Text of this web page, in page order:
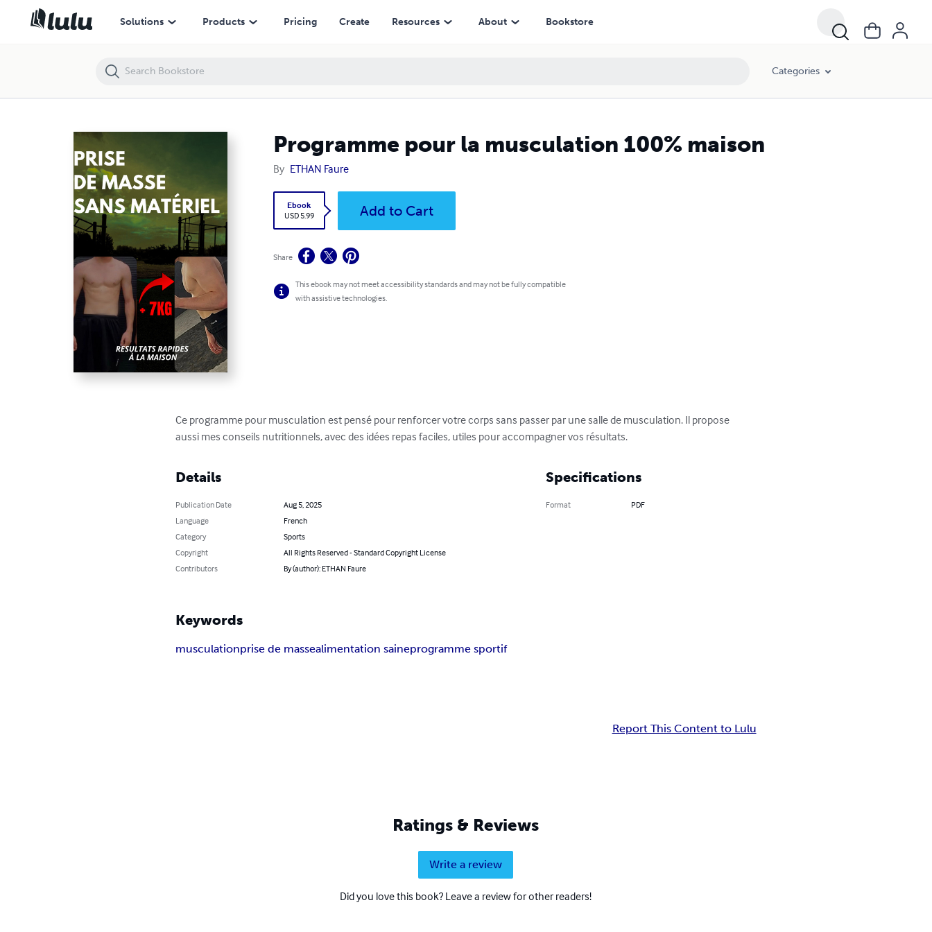
Solutions Products Pricing Create Resources About Bookstore
Categories
Programme pour la musculation 100% maison
By ETHAN Faure
Ebook
USD 5.99
Add to Cart
Share
This ebook may not meet accessibility standards and may not be fully compatible
with assistive technologies.
Ce programme pour musculation est pensé pour renforcer votre corps sans passer par une salle de musculation. Il propose
aussi mes conseils nutritionnels, avec des idées repas faciles, utiles pour accompagner vos résultats.
Details
Publication Date
Aug 5, 2025
Language
French
Category
Sports
Copyright
All Rights Reserved - Standard Copyright License
Contributors
By (author): ETHAN Faure
Specifications
Format PDF
Keywords
musculationprise de massealimentation saineprogramme sportif
Report This Content to Lulu
Ratings & Reviews
Write a review
Did you love this book? Leave a review for other readers!
Programme pour la musculation 100% maison